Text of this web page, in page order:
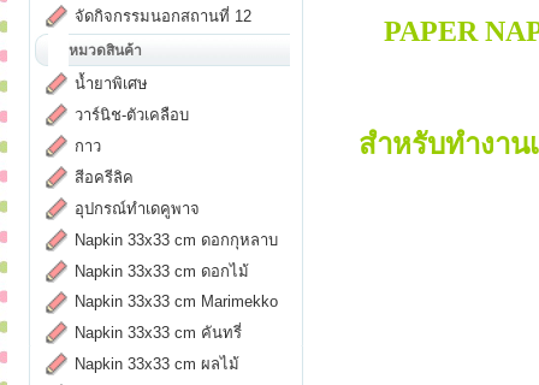
จัดกิจกรรมนอกสถานที่ 12
หมวดสินค้า
น้ำยาพิเศษ
วาร์นิช-ตัวเคลือบ
กาว
สีอครีลิค
อุปกรณ์ทำเดคูพาจ
Napkin 33x33 cm ดอกกุหลาบ
Napkin 33x33 cm ดอกไม้
Napkin 33x33 cm Marimekko
Napkin 33x33 cm คันทรี่
Napkin 33x33 cm ผลไม้
PAPER
สำหรับทำงาน